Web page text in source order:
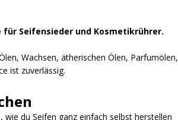
für Seifensieder und Kosmetikrührer.
Wachsen, ätherischen Ölen, Parfumölen,
ist zuverlässig.
du Seifen ganz einfach selbst herstellen